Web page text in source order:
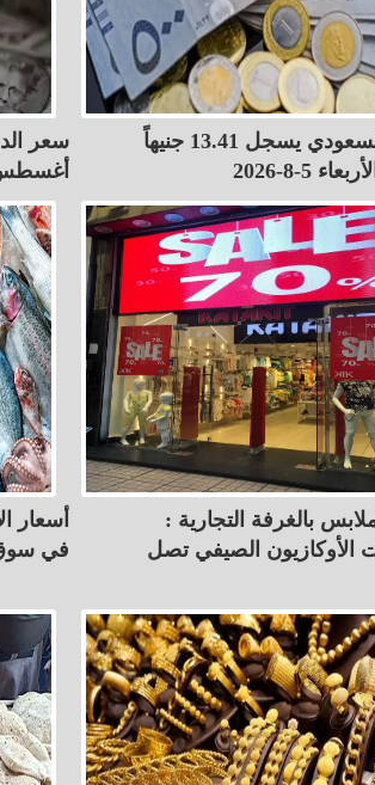
الريال السعودي يسجل 13.41 جنيهاً
5-8-2026
أغسطس
بالغرفة التجارية :
الأوكازيون الصيفي تصل
في سوق